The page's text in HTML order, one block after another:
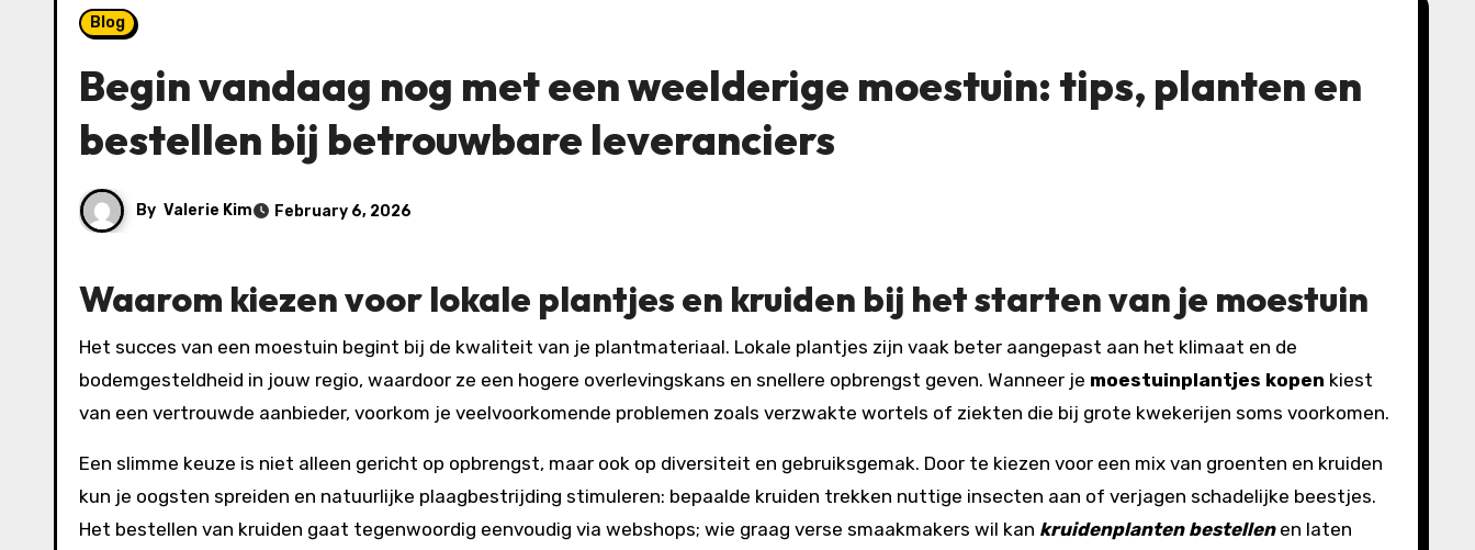
Blog
Begin vandaag nog met een weelderige moestuin: tips, planten en
bestellen bij betrouwbare leveranciers
By Valerie Kim February 6, 2026
Waarom kiezen voor lokale plantjes en kruiden bij het starten van je moestuin
Het succes van een moestuin begint bij de kwaliteit van je plantmateriaal. Lokale plantjes zijn vaak beter aangepast aan het klimaat en de
bodemgesteldheid in jouw regio, waardoor ze een hogere overlevingskans en snellere opbrengst geven. Wanneer je moestuinplantjes kopen kiest
van een vertrouwde aanbieder, voorkom je veelvoorkomende problemen zoals verzwakte wortels of ziekten die bij grote kwekerijen soms voorkomen.
Een slimme keuze is niet alleen gericht op opbrengst, maar ook op diversiteit en gebruiksgemak. Door te kiezen voor een mix van groenten en kruiden
kun je oogsten spreiden en natuurlijke plaagbestrijding stimuleren: bepaalde kruiden trekken nuttige insecten aan of verjagen schadelijke beestjes.
Het bestellen van kruiden gaat tegenwoordig eenvoudig via webshops; wie graag verse smaakmakers wil kan kruidenplanten bestellenen laten